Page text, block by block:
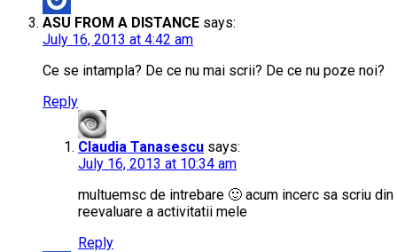
ASU FROM A DISTANCE says:
July 16, 2013 at 4:42 am
Ce se intampla? De ce nu mai scrii? De ce nu poze noi?
Reply
Claudia Tanasescu says:
July 16, 2013 at 10:34 am
multuemsc de intrebare 🙂 acum incerc sa scriu
reevaluare a activitatii mele
Reply